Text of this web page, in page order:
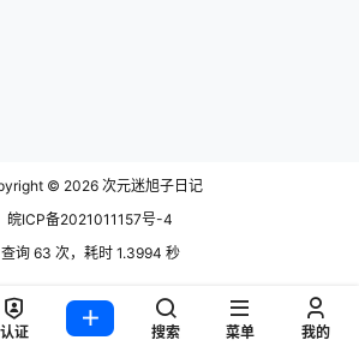
© 2026 次元迷旭子日记
皖ICP备2021011157号-4
查询 63 次，耗时 1.3994 秒
认证 搜索 菜单 我的